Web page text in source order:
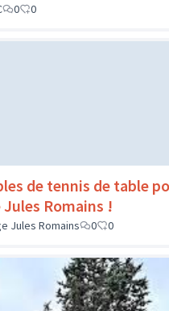
0 0
de tennis de table
Jules Romains !
Jules Romains
0 0